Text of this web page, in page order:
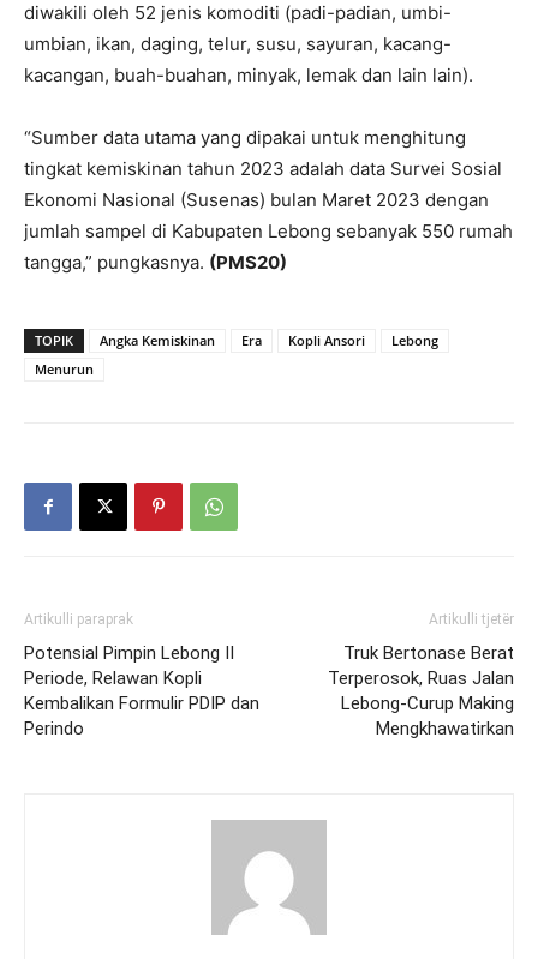
diwakili oleh 52 jenis komoditi (padi-padian, umbi-
umbian, ikan, daging, telur, susu, sayuran, kacang-
kacangan, buah-buahan, minyak, lemak dan lain lain).
“Sumber data utama yang dipakai untuk menghitung
tingkat kemiskinan tahun 2023 adalah data Survei Sosial
Ekonomi Nasional (Susenas) bulan Maret 2023 dengan
jumlah sampel di Kabupaten Lebong sebanyak 550 rumah
tangga,” pungkasnya. (PMS20)
TOPIK Angka Kemiskinan Era Kopli Ansori
Lebong
Menurun
Artikulli paraprak
Potensial Pimpin Lebong II
Periode, Relawan Kopli
Kembalikan Formulir PDIP dan
Perindo
Artikulli tjetër
Truk Bertonase Berat
Terperosok, Ruas Jalan
Lebong-Curup Making
Mengkhawatirkan